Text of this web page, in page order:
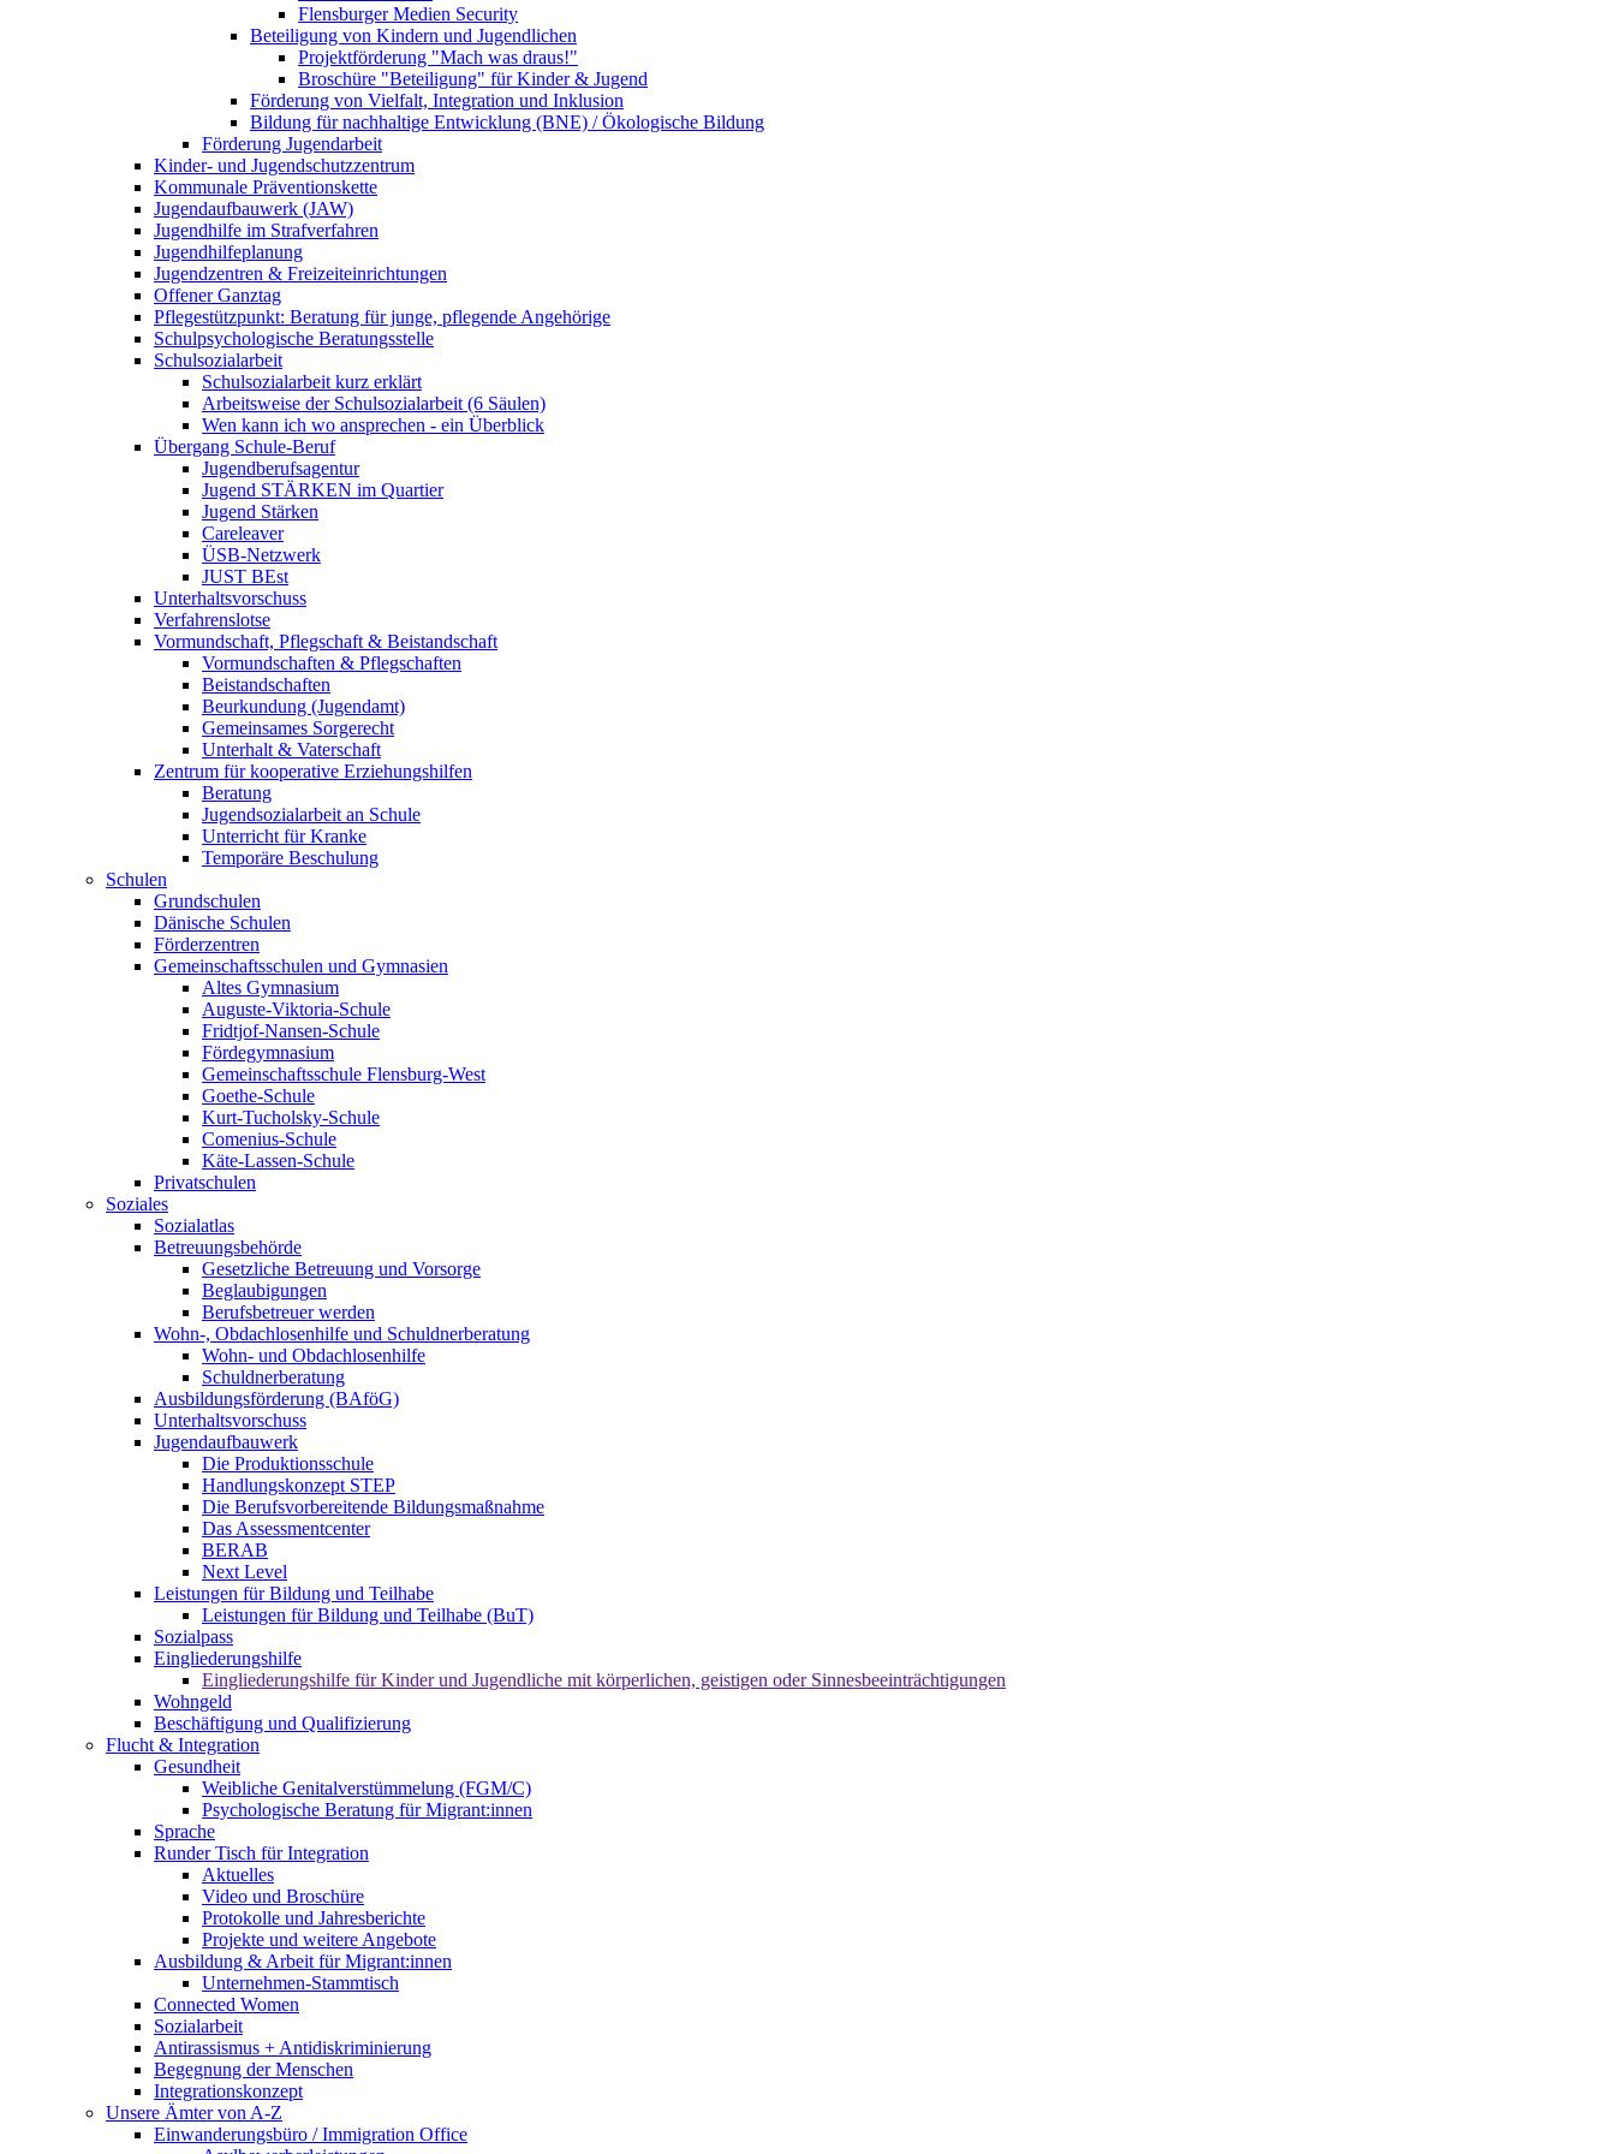
Flensburger Medien Security
Beteiligung von Kindern und Jugendlichen
Projektförderung "Mach was draus!"
Broschüre "Beteiligung" für Kinder & Jugend
Förderung von Vielfalt, Integration und Inklusion
Bildung für nachhaltige Entwicklung (BNE) / Ökologische Bildung
Förderung Jugendarbeit
Kinder- und Jugendschutzzentrum
Kommunale Präventionskette
Jugendaufbauwerk (JAW)
Jugendhilfe im Strafverfahren
Jugendhilfeplanung
Jugendzentren & Freizeiteinrichtungen
Offener Ganztag
Pflegestützpunkt: Beratung für junge, pflegende Angehörige
Schulpsychologische Beratungsstelle
Schulsozialarbeit
Schulsozialarbeit kurz erklärt
Arbeitsweise der Schulsozialarbeit (6 Säulen)
Wen kann ich wo ansprechen - ein Überblick
Übergang Schule-Beruf
Jugendberufsagentur
Jugend STÄRKEN im Quartier
Jugend Stärken
Careleaver
ÜSB-Netzwerk
JUST BEst
Unterhaltsvorschuss
Verfahrenslotse
Vormundschaft, Pflegschaft & Beistandschaft
Vormundschaften & Pflegschaften
Beistandschaften
Beurkundung (Jugendamt)
Gemeinsames Sorgerecht
Unterhalt & Vaterschaft
Zentrum für kooperative Erziehungshilfen
Beratung
Jugendsozialarbeit an Schule
Unterricht für Kranke
Temporäre Beschulung
Schulen
Grundschulen
Dänische Schulen
Förderzentren
Gemeinschaftsschulen und Gymnasien
Altes Gymnasium
Auguste-Viktoria-Schule
Fridtjof-Nansen-Schule
Fördegymnasium
Gemeinschaftsschule Flensburg-West
Goethe-Schule
Kurt-Tucholsky-Schule
Comenius-Schule
Käte-Lassen-Schule
Privatschulen
Soziales
Sozialatlas
Betreuungsbehörde
Gesetzliche Betreuung und Vorsorge
Beglaubigungen
Berufsbetreuer werden
Wohn-, Obdachlosenhilfe und Schuldnerberatung
Wohn- und Obdachlosenhilfe
Schuldnerberatung
Ausbildungsförderung (BAföG)
Unterhaltsvorschuss
Jugendaufbauwerk
Die Produktionsschule
Handlungskonzept STEP
Die Berufsvorbereitende Bildungsmaßnahme
Das Assessmentcenter
BERAB
Next Level
Leistungen für Bildung und Teilhabe
Leistungen für Bildung und Teilhabe (BuT)
Sozialpass
Eingliederungshilfe
Eingliederungshilfe für Kinder und Jugendliche mit körperlichen, geistigen oder Sinnesbeeinträchtigungen
Wohngeld
Beschäftigung und Qualifizierung
Flucht & Integration
Gesundheit
Weibliche Genitalverstümmelung (FGM/C)
Psychologische Beratung für Migrant:innen
Sprache
Runder Tisch für Integration
Aktuelles
Video und Broschüre
Protokolle und Jahresberichte
Projekte und weitere Angebote
Ausbildung & Arbeit für Migrant:innen
Unternehmen-Stammtisch
Connected Women
Sozialarbeit
Antirassismus + Antidiskriminierung
Begegnung der Menschen
Integrationskonzept
Unsere Ämter von A-Z
Einwanderungsbüro / Immigration Office